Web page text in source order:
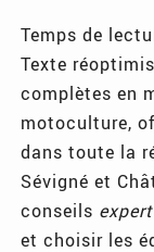
Temps de
Texte
complètes en
motoculture,
dans toute la
Sévigné et
conseils
et choisir les